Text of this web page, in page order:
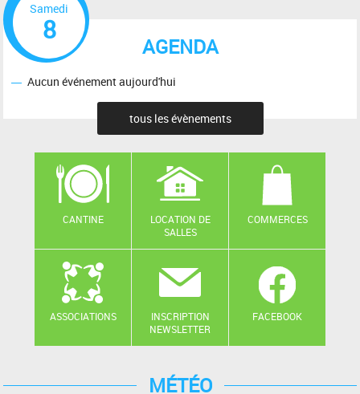
AGENDA
Samedi
8
Aucun événement aujourd'hui
tous les évènements
CANTINE
LOCATION DE
SALLES
COMMERCES
ASSOCIATIONS
INSCRIPTION
NEWSLETTER
FACEBOOK
MÉTÉO